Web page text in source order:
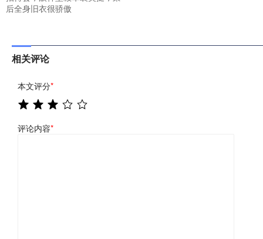
后全身旧衣很骄傲
相关评论
本文评分*
评论内容*